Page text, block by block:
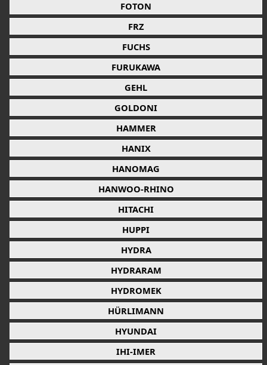
FOTON
FRZ
FUCHS
FURUKAWA
GEHL
GOLDONI
HAMMER
HANIX
HANOMAG
HANWOO-RHINO
HITACHI
HUPPI
HYDRA
HYDRARAM
HYDROMEK
HÜRLIMANN
HYUNDAI
IHI-IMER